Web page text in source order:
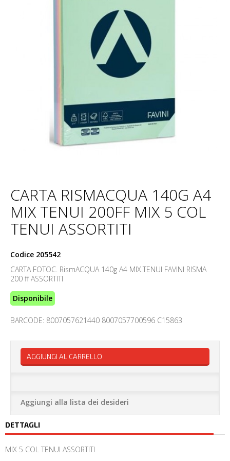
CARTA RISMACQUA 140G A4
MIX TENUI 200FF MIX 5 COL
TENUI ASSORTITI
Codice 205542
CARTA FOTOC. RismACQUA 140g A4 MIX.TENUI FAVINI RISMA
200 ff ASSORTITI
Disponibile
BARCODE: 8007057621440 8007057700596 C15863
AGGIUNGI AL CARRELLO
Aggiungi alla lista dei desideri
DETTAGLI
MIX 5 COL TENUI ASSORTITI